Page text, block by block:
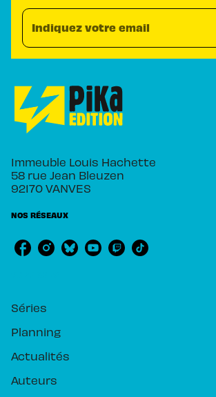
Indiquez votre email
Immeuble Louis Hachette
58 rue Jean Bleuzen
92170 VANVES
NOS RÉSEAUX
Séries
Planning
Actualités
Auteurs